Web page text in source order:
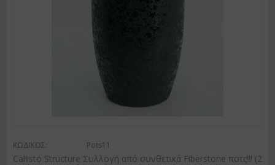
ΚΩΔΙΚΟΣ: Pots11
Callisto Structure Συλλογή από συνθετικά Fiberstone ποτς!!! (2